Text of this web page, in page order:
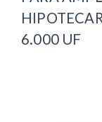
6.000 UF